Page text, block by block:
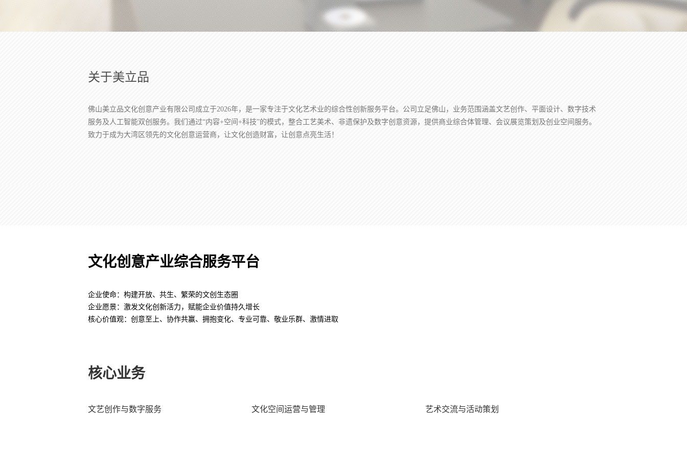
关于美立品
佛山美立品文化创意产业有限公司成立于2026年，是一家专注于文化艺术业的综合性创新服务平台。公司立足佛山，业务范围涵盖文艺创作、平面设计、数字技术
服务及人工智能双创服务。我们通过“内容+空间+科技”的模式，整合工艺美术、非遗保护及数字创意资源，提供商业综合体管理、会议展览策划及创业空间服务。
致力于成为大湾区领先的文化创意运营商，让文化创造财富，让创意点亮生活！
文化创意产业综合服务平台
企业使命： 构建开放、共生、繁荣的文创生态圈
企业愿景： 激发文化创新活力，赋能企业价值持久增长
核心价值观： 创意至上、协作共赢、拥抱变化、专业可靠、敬业乐群、激情进取
核心业务
文艺创作与数字服务 文化空间运营与管理 艺术交流与活动策划